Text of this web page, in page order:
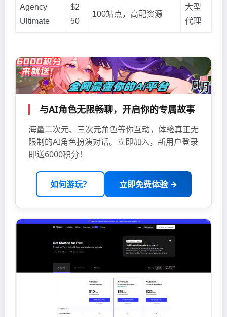
Agency
Ultimate
$2
50
100站点，高配资源
大型
代理
与AI角色无限畅聊，开启你的专属故事
海量二次元、三次元角色等你互动，体验真正无
限制的AI角色扮演对话。立即加入，新用户登录
即送6000积分！
如何游玩？ 立即免费体验 →